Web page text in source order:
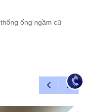
ống ngầm cũ